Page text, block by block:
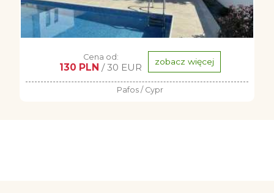
Cena od:
130 PLN / 30 EUR zobacz więcej
Pafos / Cypr